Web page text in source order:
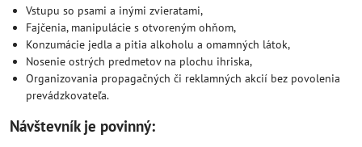
Vstupu so psami a inými zvieratami,
Fajčenia, manipulácie s otvoreným ohňom,
Konzumácie jedla a pitia alkoholu a omamných látok,
Nosenie ostrých predmetov na plochu ihriska,
Organizovania propagačných či reklamných akcií bez povolenia
prevádzkovateľa.
Návštevník je povinný: